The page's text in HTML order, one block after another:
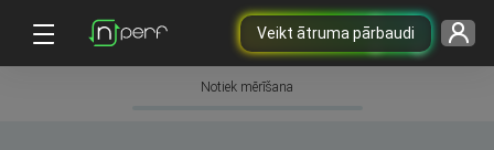
Veikt ātruma pārbaudi
Notiek mērīšana